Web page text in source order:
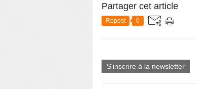
Partager cet article
Repost 0
S'inscrire à la newsletter